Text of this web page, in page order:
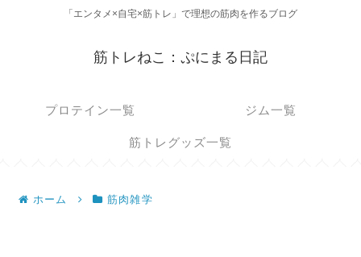
「エンタメ×自宅×筋トレ」で理想の筋肉を作るブログ
筋トレねこ：ぷにまる日記
プロテイン一覧 ジム一覧
筋トレグッズ一覧
ホーム 筋肉雑学